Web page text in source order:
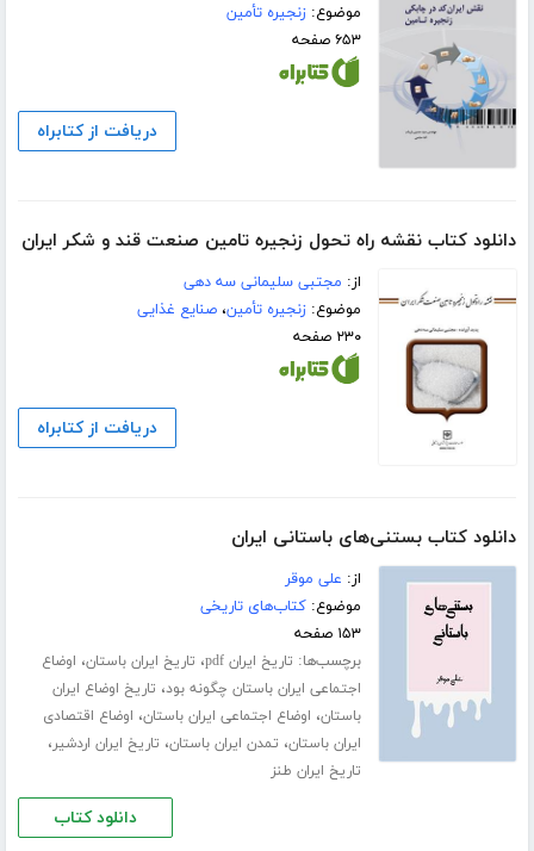
موضوع:زنجیره تأمین
۶۵۳ صفحه
دریافت از کتابراه
دانلود کتاب نقشه راه تحول زنجیره تامین صنعت قند و شکر ایران
از: مجتبی سلیمانی سه دهی
موضوع:زنجیره تأمین،صنایع غذایی
۲۳۰ صفحه
دریافت از کتابراه
دانلود کتاب بستنی‌های باستانی ایران
از: علی موقر
موضوع:کتاب‌های تاریخی
۱۵۳ صفحه
برچسب‌ها: تاریخ ایران pdf ، تاریخ ایران باستان، اوضاع
اجتماعی ایران باستان چگونه بود، تاریخ اوضاع ایران
باستان، اوضاع اجتماعی ایران باستان، اوضاع اقتصادی
ایران باستان، تمدن ایران باستان، تاریخ ایران اردشیر،
تاریخ ایران طنز
دانلود کتاب